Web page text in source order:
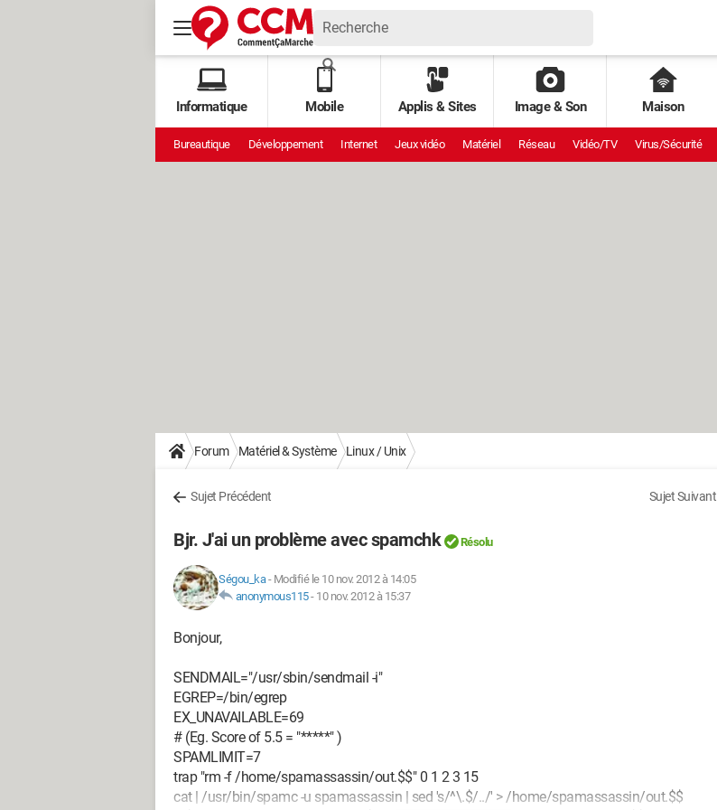
Informatique Mobile Applis & Sites Image & Son Maison
Bureautique Développement Internet Jeux vidéo Matériel Réseau Vidéo/TV Virus/Sécurité
Forum Matériel & Système Linux / Unix
Sujet Précédent Sujet Suivant
Bjr. J'ai un problème avec spamchk Résolu
Ségou_ka- Modifié le 10 nov. 2012 à 14:05
anonymous115- 10 nov. 2012 à 15:37
Bonjour,
SENDMAIL="/usr/sbin/sendmail -i"
EGREP=/bin/egrep
EX_UNAVAILABLE=69
# (Eg. Score of 5.5 = "*****" )
SPAMLIMIT=7
trap "rm -f /home/spamassassin/out.$$" 0 1 2 3 15
cat | /usr/bin/spamc -u spamassassin | sed 's/^\.$/../' > /home/spamassassin/out.$$